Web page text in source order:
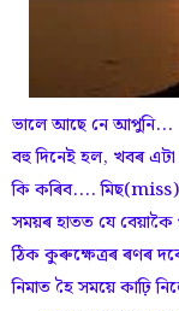
ভালে আছে নে আপুনি...
বহু দিনেই হল, খবৰ
কি কৰিব....
সময়ৰ হাতত যে বেয়াকৈ
ঠিক কুৰুক্ষেত্ৰৰ ৰণৰ
নিমাত হৈ সময়ে কাঢ়ি